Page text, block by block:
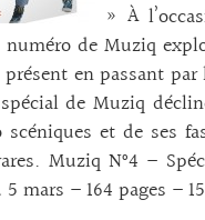
» À
numéro de Muziq
présent en passant
de Muziq
scéniques et de ses
Muziq N°4 –
mars – 164 pages –